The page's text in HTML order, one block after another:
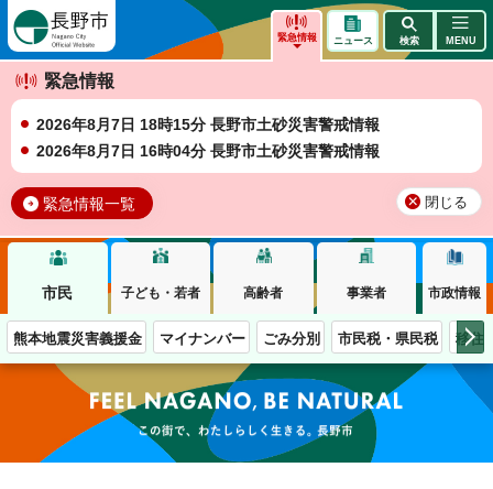
緊急情報
緊急情報
2026年8月7日 18時15分 長野市土砂災害警戒情報
2026年8月7日 16時04分 長野市土砂災害警戒情報
緊急情報一覧 閉じる
ニュース 検索 MENU
市民 子ども・若者 高齢者 事業者 市政情報
熊本地震災害義援金 マイナンバー ごみ分別 市民税・県民税 移住
この街で、わたしらしく生きる。長野市